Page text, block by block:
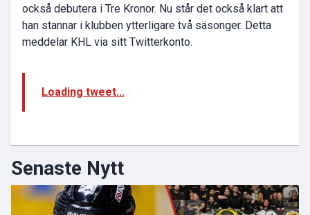
också debutera i Tre Kronor. Nu står det också klart att
han stannar i klubben ytterligare två säsonger. Detta
meddelar KHL via sitt Twitterkonto.
Loading tweet...
Senaste Nytt